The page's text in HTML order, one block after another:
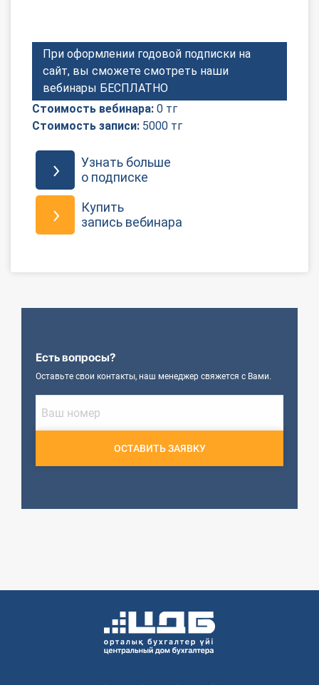
При оформлении годовой подписки на
сайт, вы сможете смотреть наши
вебинары БЕСПЛАТНО
Стоимость вебинара: 0 тг
Стоимость записи: 5000 тг
Узнать больше
о подписке
Купить
запись вебинара
Есть вопросы?
Оставьте свои контакты, наш менеджер свяжется с Вами.
ОСТАВИТЬ ЗАЯВКУ